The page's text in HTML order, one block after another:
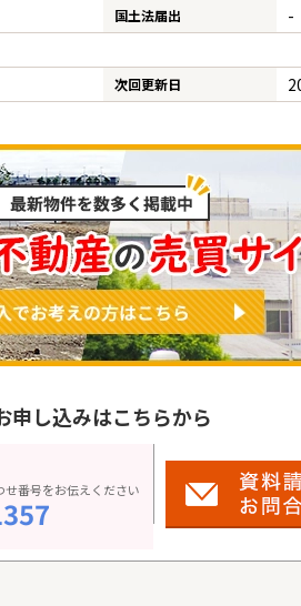
国土法届出 -
次回更新日
申し込みはこちらから
せ番号をお伝えください
こちらの物件を
お気に入り物件